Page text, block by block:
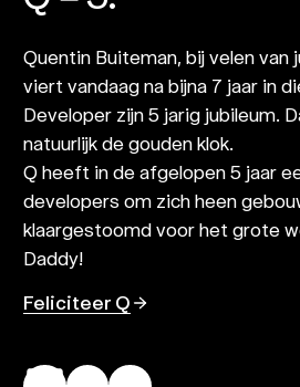
Quentin Buiteman, bij velen van
viert vandaag na bijna 7 jaar in
Developer zijn 5 jarig jubileum.
natuurlijk de gouden klok.
Q heeft in de afgelopen 5 jaar
developers om zich heen
klaargestoomd voor het grote
Daddy!
Feliciteer Q